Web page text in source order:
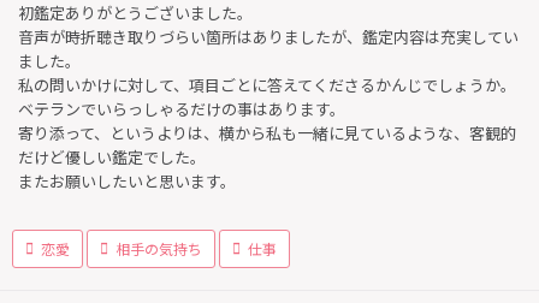
初鑑定ありがとうございました。
音声が時折聴き取りづらい箇所はありましたが、鑑定内容は充実してい
ました。
私の問いかけに対して、項目ごとに答えてくださるかんじでしょうか。
ベテランでいらっしゃるだけの事はあります。
寄り添って、というよりは、横から私も一緒に見ているような、客観的
だけど優しい鑑定でした。
またお願いしたいと思います。
恋愛 相手の気持ち 仕事